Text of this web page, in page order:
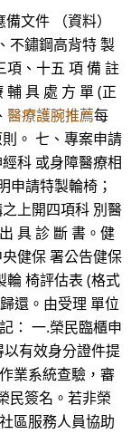
文件 （資料）
不鏽鋼高背特 製
項、十五 項 備 註
具 處 方 單 (正
醫療護腕推薦每
。 七、專案申請
科 或身障醫療相
申請特製輪椅；
上開四項科 別醫
具 診 斷 書。健
健保 署公告健保
輪 椅評估表 (格式
還。由受理 單位
： 一.榮民臨櫃申
有效身分證件提
業系統查驗，審
民簽名。若非榮
區服務人員協助